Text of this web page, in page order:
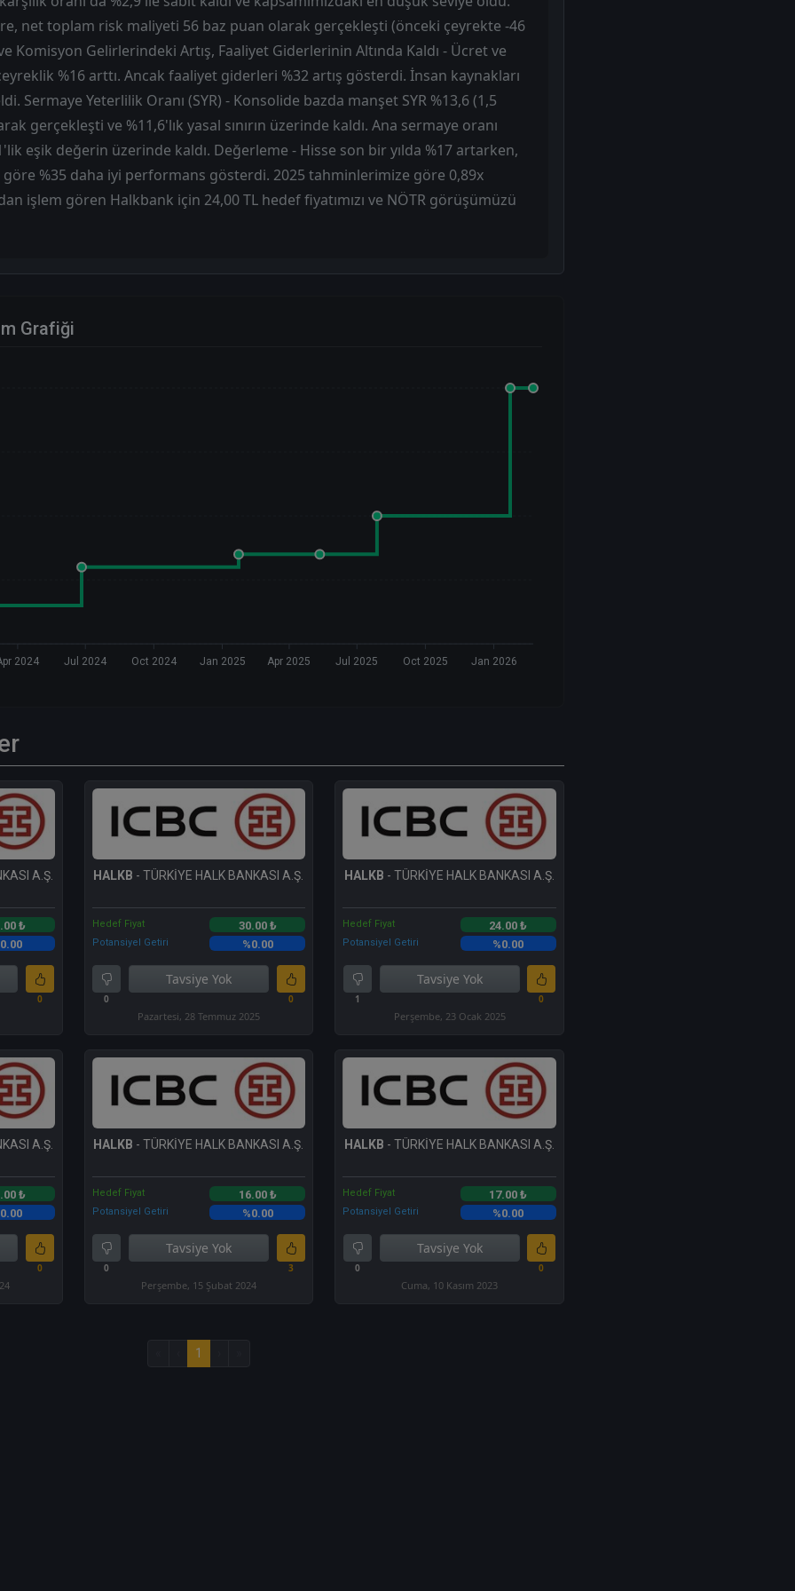
net toplam risk maliyeti 56 baz puan olarak gerçekleşti (önceki çeyrekte -46
Komisyon Gelirlerindeki Artış, Faaliyet Giderlerinin Altında Kaldı - Ücret ve
%16 arttı. Ancak faaliyet giderleri %32 artış gösterdi. İnsan kaynakları
Sermaye Yeterlilik Oranı (SYR) - Konsolide bazda manşet SYR %13,6 (1,5
gerçekleşti ve %11,6'lık yasal sınırın üzerinde kaldı. Ana sermaye oranı
eşik değerin üzerinde kaldı. Değerleme - Hisse son bir yılda %17 artarken,
göre %35 daha iyi performans gösterdi. 2025 tahminlerimize göre 0,89x
işlem gören Halkbank için 24,00 TL hedef fiyatımızı ve NÖTR görüşümüzü
Grafiği
2024 Jul 2024 Oct 2024 Jan 2025 Apr 2025 Jul 2025 Oct 2025 Jan 2026
A.Ş.
₺
0
HALKB - TÜRKİYE HALK BANKASI A.Ş.
Hedef Fiyat 30.00 ₺
Potansiyel Getiri %0.00
0
Tavsiye Yok
0
Pazartesi, 28 Temmuz 2025
HALKB - TÜRKİYE HALK BANKASI A.Ş.
Hedef Fiyat 24.00 ₺
Potansiyel Getiri %0.00
1
Tavsiye Yok
0
Perşembe, 23 Ocak 2025
A.Ş.
₺
0
HALKB - TÜRKİYE HALK BANKASI A.Ş.
Hedef Fiyat 16.00 ₺
Potansiyel Getiri %0.00
0
Tavsiye Yok
3
Perşembe, 15 Şubat 2024
HALKB - TÜRKİYE HALK BANKASI A.Ş.
Hedef Fiyat 17.00 ₺
Potansiyel Getiri %0.00
0
Tavsiye Yok
0
Cuma, 10 Kasım 2023
1